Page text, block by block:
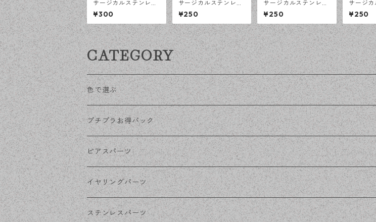
サージカルステンレス
荒め小豆チェーン 4×3
ｍｍ シルバー 50cm
アジャスターチェーン
アレルギー対応 ハンド
メイド資材 【en工
房】
¥300
サージカルステンレス
12ｍｍ ミール皿 オー
プンリング台 シルバー
2個 アレルギー対応 ア
クセサリーパーツ ハン
ドメイド資材 【en工
房】
¥250
サージカルステンレス
10ｍｍ 平皿 オープン
リング台 シルバー 2個
アレルギー対応 アクセ
サリーパーツ ハンドメ
イド資材 【en工房】
¥250
サージカ
8ｍｍ 平
ング台
アレル
サリー
イド資
¥250
CATEGORY
色で選ぶ
KCゴールド
ゴールド
シルバー
ホワイトシルバー
プチプラお得パック
ピアスパーツ
ポストピアス
フックピアス
イヤリングパーツ
ネジばねイヤリング
ステンレスパーツ